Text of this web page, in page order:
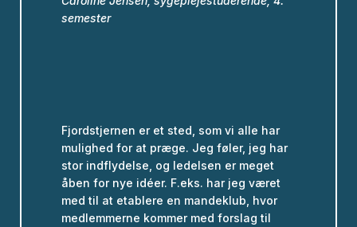
semester
Fjordstjernen er et sted, som vi alle har
mulighed for at præge. Jeg føler, jeg har
stor indflydelse, og ledelsen er meget
åben for nye idéer. F.eks. har jeg været
med til at etablere en mandeklub, hvor
medlemmerne kommer med forslag til